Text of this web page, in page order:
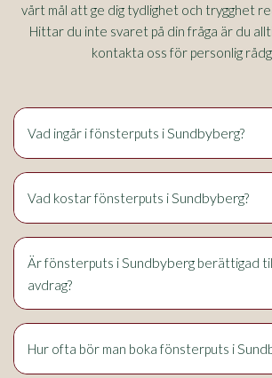
vårt mål att ge dig tydlighet och trygghet
Hittar du inte svaret på din fråga är du
kontakta oss för personlig
Vad ingår i fönsterputs iSundbyberg?
Vad kostar fönsterputs iSundbyberg?
Är fönsterputs iSundbyberg berättigad
avdrag?
Hur ofta bör man boka fönsterputs i